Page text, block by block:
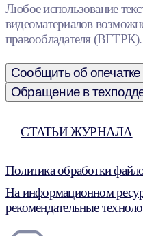
Любое использование
видеоматериалов
правообладателя (ВГТРК).
Сообщить об опечатке
Обращение в
СТАТЬИ ЖУРНАЛА
Политика обработки
На информационном
рекомендательные